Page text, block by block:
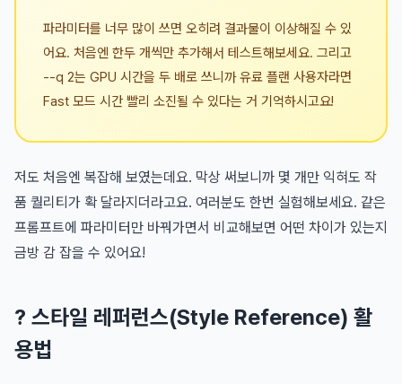
파라미터를 너무 많이 쓰면 오히려 결과물이 이상해질 수 있
어요. 처음엔 한두 개씩만 추가해서 테스트해보세요. 그리고
--q 2는 GPU 시간을 두 배로 쓰니까 유료 플랜 사용자라면
Fast 모드 시간 빨리 소진될 수 있다는 거 기억하시고요!
저도 처음엔 복잡해 보였는데요. 막상 써보니까 몇 개만 익혀도 작
품 퀄리티가 확 달라지더라고요. 여러분도 한번 실험해보세요. 같은
프롬프트에 파라미터만 바꿔가면서 비교해보면 어떤 차이가 있는지
금방 감 잡을 수 있어요!
? 스타일 레퍼런스(Style Reference) 활
용법